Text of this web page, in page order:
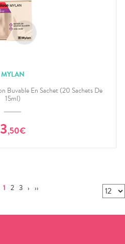
MYLAN
Buvable En Sachet (20 Sachets De
15ml)
3,50€
1 2 3 › ››